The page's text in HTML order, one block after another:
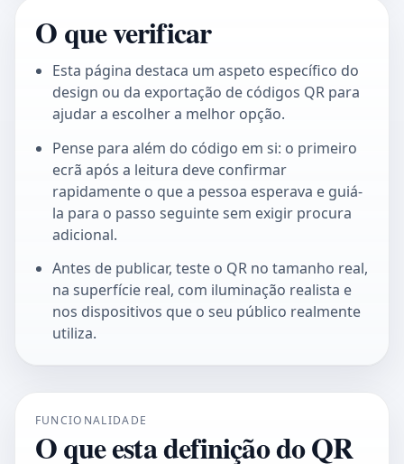
O que verificar
Esta página destaca um aspeto específico do
design ou da exportação de códigos QR para
ajudar a escolher a melhor opção.
Pense para além do código em si: o primeiro
ecrã após a leitura deve confirmar
rapidamente o que a pessoa esperava e guiá-
la para o passo seguinte sem exigir procura
adicional.
Antes de publicar, teste o QR no tamanho real,
na superfície real, com iluminação realista e
nos dispositivos que o seu público realmente
utiliza.
FUNCIONALIDADE
O que esta definição do QR